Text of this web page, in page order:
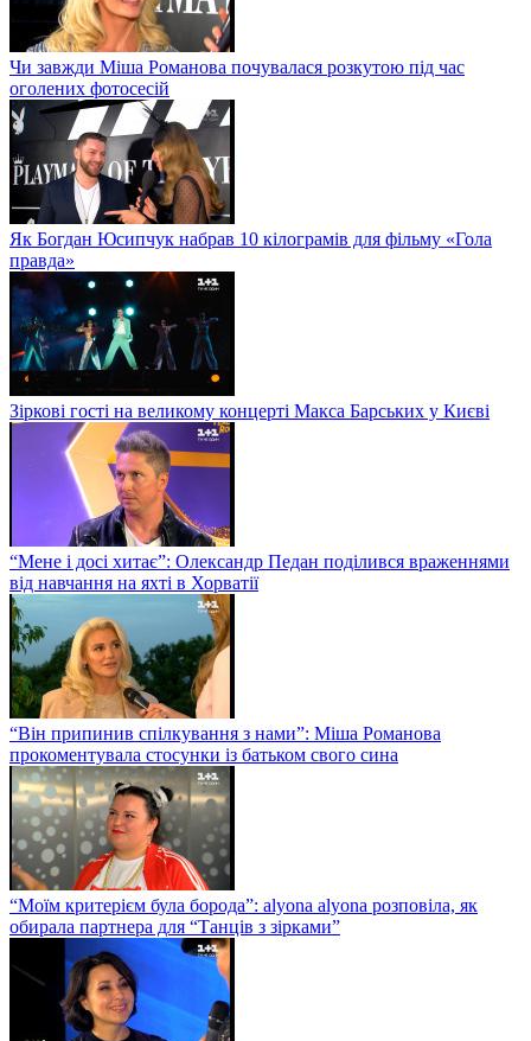
Чи завжди Міша Романова почувалася розкутою під час
оголених фотосесій
Як Богдан Юсипчук набрав 10 кілограмів для фільму «Гола
правда»
Зіркові гості на великому концерті Макса Барських у Києві
“Мене і досі хитає”: Олександр Педан поділився враженнями
від навчання на яхті в Хорватії
“Він припинив спілкування з нами”: Міша Романова
прокоментувала стосунки із батьком свого сина
“Моїм критерієм була борода”: alyona alyona розповіла, як
обирала партнера для “Танців з зірками”